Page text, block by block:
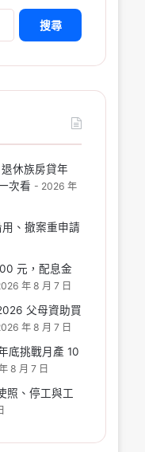
搜
鍵
休族房貸年
次看
2026 年
、撤案重申請
元，配息金
年 8 月 7 日
父母資助買
年 8 月 7 日
底挑戰月產 10
8 月 7 日
照、停工與工